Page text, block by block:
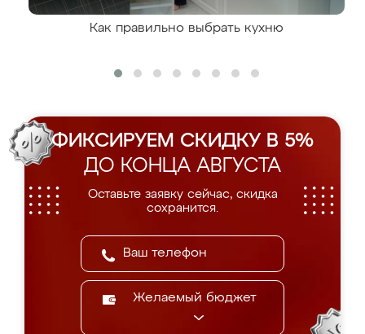
Как правильно выбрать кухню
ФИКСИРУЕМ СКИДКУ В 5%
ДО КОНЦА АВГУСТА
Оставьте заявку сейчас, скидка
сохранится.
Желаемый бюджет